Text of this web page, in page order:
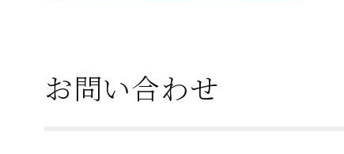
お問い合わせ